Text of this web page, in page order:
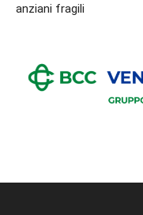
anziani fragili